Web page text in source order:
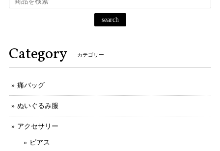
search
Category カテゴリー
痛バッグ
ぬいぐるみ服
アクセサリー
ピアス